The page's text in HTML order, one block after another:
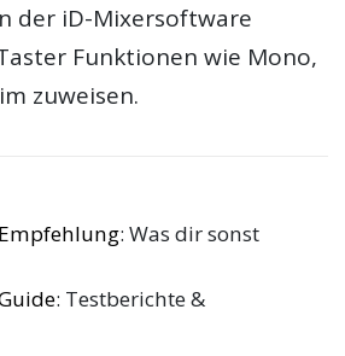
der iD-Mixersoftware
Funktionen wie Mono,
zuweisen.
: Was dir sonst
: Testberichte &